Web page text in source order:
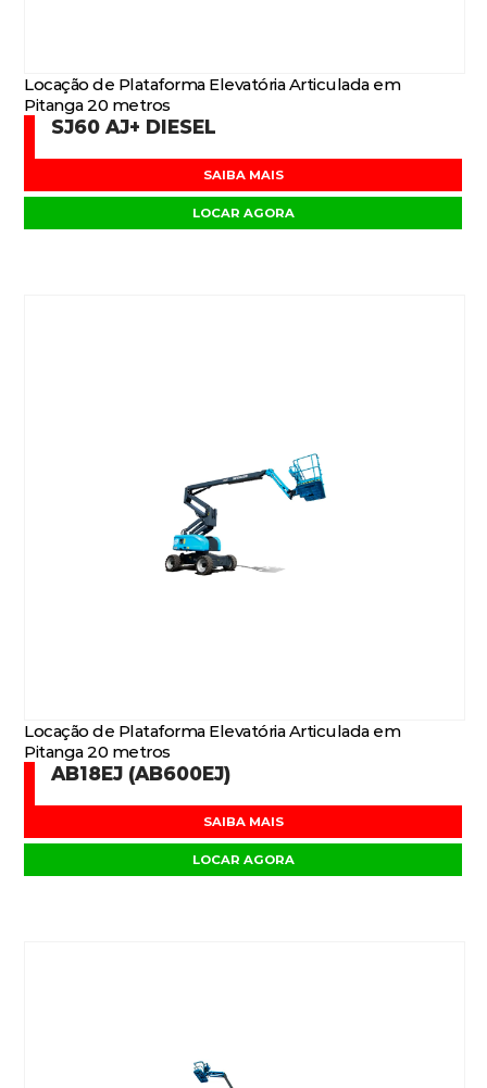
Locação de Plataforma Elevatória Articulada em
Pitanga 20 metros
SJ60 AJ+ DIESEL
SAIBA MAIS
LOCAR AGORA
Locação de Plataforma Elevatória Articulada em
Pitanga 20 metros
AB18EJ (AB600EJ)
SAIBA MAIS
LOCAR AGORA